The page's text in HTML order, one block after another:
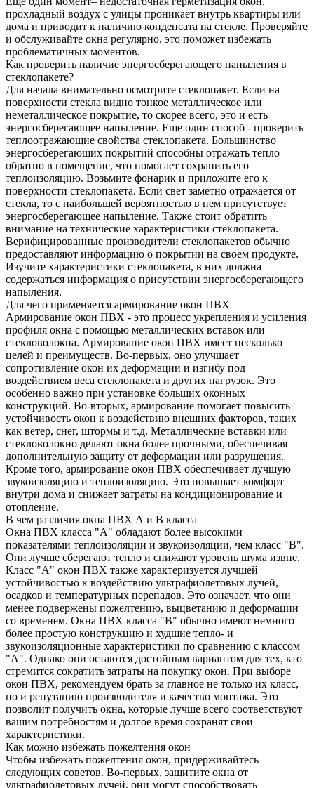
прохладный воздух с улицы проникает внутрь квартиры или
дома и приводит к наличию конденсата на стекле. Проверяйте
и обслуживайте окна регулярно, это поможет избежать
проблематичных моментов.
Как проверить наличие энергосберегающего напыления в
стеклопакете?
Для начала внимательно осмотрите стеклопакет. Если на
поверхности стекла видно тонкое металлическое или
неметаллическое покрытие, то скорее всего, это и есть
энергосберегающее напыление. Еще один способ - проверить
теплоотражающие свойства стеклопакета. Большинство
энергосберегающих покрытий способны отражать тепло
обратно в помещение, что помогает сохранить его
теплоизоляцию. Возьмите фонарик и приложите его к
поверхности стеклопакета. Если свет заметно отражается от
стекла, то с наибольшей вероятностью в нем присутствует
энергосберегающее напыление. Также стоит обратить
внимание на технические характеристики стеклопакета.
Верифицированные производители стеклопакетов обычно
предоставляют информацию о покрытии на своем продукте.
Изучите характеристики стеклопакета, в них должна
содержаться информация о присутствии энергосберегающего
напыления.
Для чего применяется армирование окон ПВХ
Армирование окон ПВХ - это процесс укрепления и усиления
профиля окна с помощью металлических вставок или
стекловолокна. Армирование окон ПВХ имеет несколько
целей и преимуществ. Во-первых, оно улучшает
сопротивление окон их деформации и изгибу под
воздействием веса стеклопакета и других нагрузок. Это
особенно важно при установке больших оконных
конструкций. Во-вторых, армирование помогает повысить
устойчивость окон к воздействию внешних факторов, таких
как ветер, снег, штормы и т.д. Металлические вставки или
стекловолокно делают окна более прочными, обеспечивая
дополнительную защиту от деформации или разрушения.
Кроме того, армирование окон ПВХ обеспечивает лучшую
звукоизоляцию и теплоизоляцию. Это повышает комфорт
внутри дома и снижает затраты на кондиционирование и
отопление.
В чем различия окна ПВХ А и В класса
Окна ПВХ класса "А" обладают более высокими
показателями теплоизоляции и звукоизоляции, чем класс "В".
Они лучше сберегают тепло и снижают уровень шума извне.
Класс "А" окон ПВХ также характеризуется лучшей
устойчивостью к воздействию ультрафиолетовых лучей,
осадков и температурных перепадов. Это означает, что они
менее подвержены пожелтению, выцветанию и деформации
со временем. Окна ПВХ класса "В" обычно имеют немного
более простую конструкцию и худшие тепло- и
звукоизоляционные характеристики по сравнению с классом
"А". Однако они остаются достойным вариантом для тех, кто
стремится сократить затраты на покупку окон. При выборе
окон ПВХ, рекомендуем брать за главное не только их класс,
но и репутацию производителя и качество монтажа. Это
позволит получить окна, которые лучше всего соответствуют
вашим потребностям и долгое время сохранят свои
характеристики.
Как можно избежать пожелтения окон
Чтобы избежать пожелтения окон, придерживайтесь
следующих советов. Во-первых, защитите окна от
ультрафиолетовых лучей, они могут способствовать